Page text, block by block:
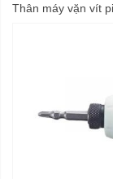
Thân máy vặn vít